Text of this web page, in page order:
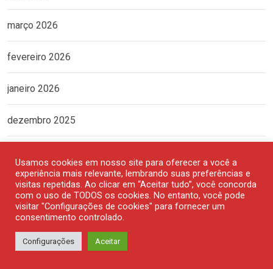
março 2026
fevereiro 2026
janeiro 2026
dezembro 2025
outubro 2025
setembro 2025
agosto 2025
Usamos cookies em nosso site para oferecer a você a
experiência mais relevante, lembrando suas preferências e
visitas repetidas. Ao clicar em “Aceitar tudo”, você concorda
com o uso de TODOS os cookies. No entanto, você pode
visitar "Configurações de cookies" para fornecer um
consentimento controlado.
Configurações Aceitar